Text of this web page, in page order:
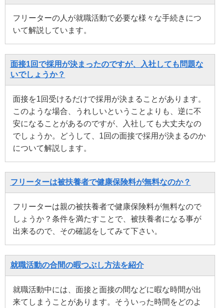
フリーターの人が就職活動で必要な様々な手続きにつ
いて解説しています。
面接1回で採用が決まったのですが、入社しても問題な
いでしょうか？
面接を1回受けるだけで採用が決まることがあります。
このような場合、うれしいということよりも、逆に不
安になることがあるのですが、入社しても大丈夫なの
でしょうか。どうして、1回の面接で採用が決まるのか
について解説します。
フリーターは被扶養者で健康保険料が無料なのか？
フリーターは親の被扶養者で健康保険料が無料なので
しょうか？条件を満たすことで、被扶養者になる事が
出来るので、その確認をしてみて下さい。
就職活動の合間の暇つぶし方法を紹介
就職活動中には、面接と面接の間などに暇な時間が出
来てしまうことがあります。そういった時間をどのよ